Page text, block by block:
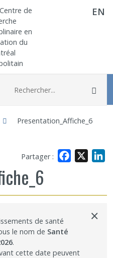
EN
Presentation_Affiche_6
Partager : Facebook
de santé
le nom de Santé
.
cette date peuvent
×